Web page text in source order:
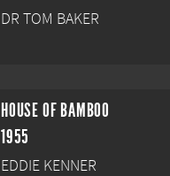
DR TOM BAKER
HOUSE OF BAMBOO
1955
EDDIE KENNER